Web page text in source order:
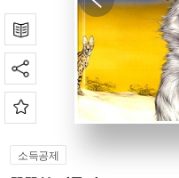
소득공제